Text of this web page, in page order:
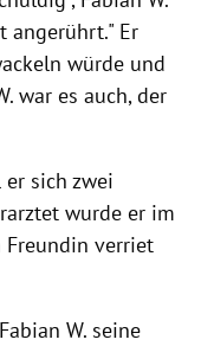
angerührt." Er
würde und
war es auch, der
sich zwei
wurde er im
Freundin verriet
W. seine